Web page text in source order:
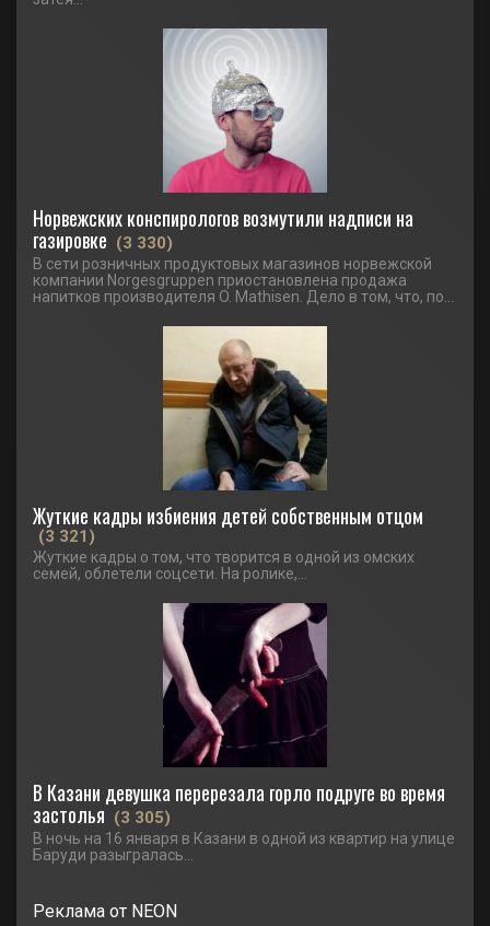
Норвежских конспирологов возмутили надписи на
газировке (3 330)
В сети розничных продуктовых магазинов норвежской
компании Norgesgruppen приостановлена продажа
напитков производителя O. Mathisen. Дело в том, что, по...
Жуткие кадры избиения детей собственным отцом
(3 321)
Жуткие кадры о том, что творится в одной из омских
семей, облетели соцсети. На ролике,...
В Казани девушка перерезала горло подруге во время
застолья (3 305)
В ночь на 16 января в Казани в одной из квартир на улице
Баруди разыгралась...
Реклама от NEON